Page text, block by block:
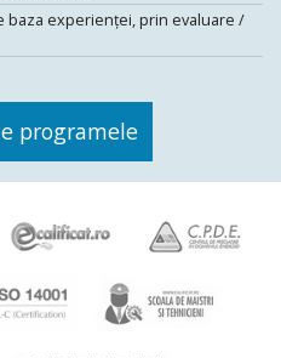
baza experienței, prin evaluare /
programele